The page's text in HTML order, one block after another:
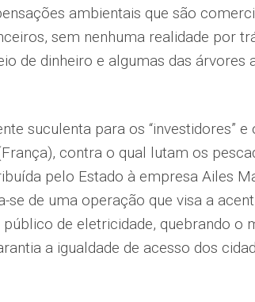
ambientais que são
sem nenhuma realidade por
de dinheiro e algumas das árvores
suculenta para os “investidores”
contra o qual lutam os
pelo Estado à empresa Ailes
se de uma operação que visa a
de eletricidade, quebrando o
a igualdade de acesso dos